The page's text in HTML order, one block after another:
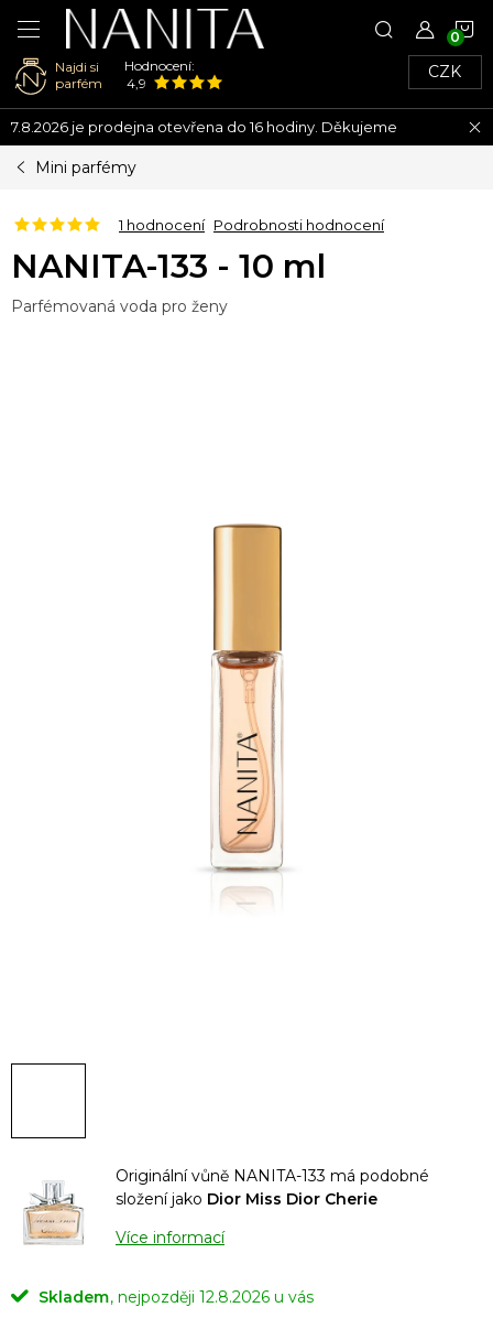
Přejít
na
obsah
Najdi si
parfém
Hodnocení:
4,9
CZK
7.8.2026 je prodejna otevřena do 16 hodiny. Děkujeme
Mini parfémy
1 hodnocení Podrobnosti hodnocení
NANITA-133 - 10 ml
Parfémovaná voda pro ženy
Originální vůně NANITA-133 má podobné
složení jako Dior Miss Dior Cherie
Více informací
Skladem
12.8.2026